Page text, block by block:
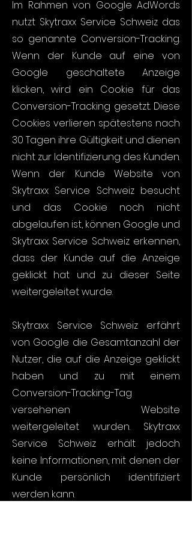
Im Rahmen von Google AdWords
nutzt Skytraxx Service Schweiz das
so genannte Conversion-Tracking.
Wenn der Kunde auf eine von
Google geschaltete Anzeige
klicken, wird ein Cookie für das
Conversion-Tracking gesetzt. Diese
Cookies verlieren spätestens nach
30 Tagen ihre Gültigkeit und dienen
nicht zur Identifizierung des Kunden.
Wenn der Kunde Website von
Skytraxx Service Schweiz besucht
und das Cookie noch nicht
abgelaufen ist, können Google und
Skytraxx Service Schweiz erkennen,
dass der Kunde auf die Anzeige
geklickt hat und zu dieser Seite
weitergeleitet wurde.
Skytraxx Service Schweiz erfährt
von Google die Gesamtanzahl der
Nutzer, die auf die Anzeige geklickt
haben und zu mit einem
Conversion-Tracking-Tag
versehenen Website
weitergeleitet wurden. Skytraxx
Service Schweiz erhält jedoch
keine Informationen, mit denen der
Kunde persönlich identifiziert
werden kann.